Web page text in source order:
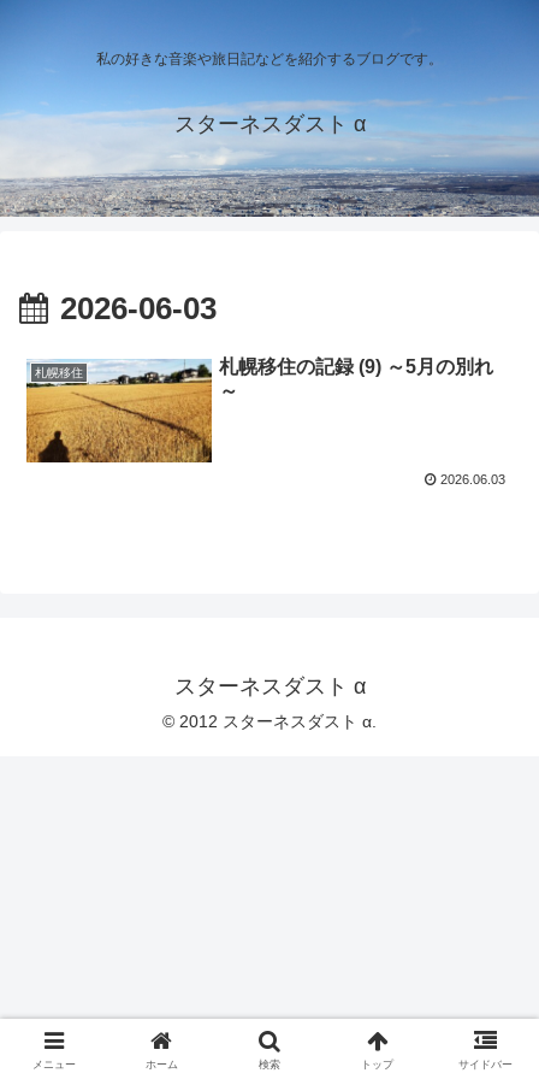
私の好きな音楽や旅日記などを紹介するブログです。
スターネスダスト α
2026-06-03
札幌移住
札幌移住の記録 (9) ～5月の別れ
～
2026.06.03
スターネスダスト α
© 2012 スターネスダスト α.
メニュー ホーム 検索 トップ サイドバー